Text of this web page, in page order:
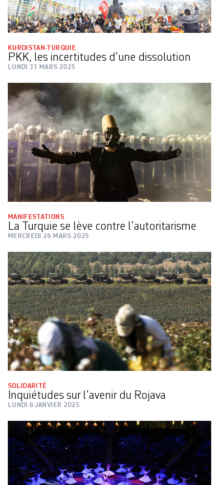
KURDISTAN-TURQUIE
PKK, les incertitudes d’une dissolution
LUNDI 31 MARS 2025
MANIFESTATIONS
La Turquie se lève contre l’autoritarisme
MERCREDI 26 MARS 2025
SOLIDARITÉ
Inquiétudes sur l’avenir du Rojava
LUNDI 6 JANVIER 2025